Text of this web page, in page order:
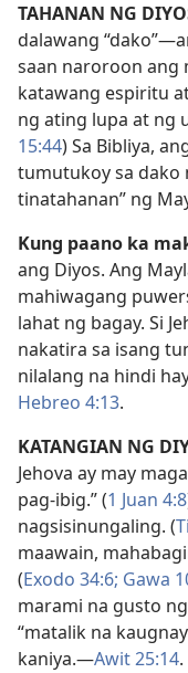
TAHANAN NG
dalawang
saan naroroon ang
katawang espiritu
ng ating lupa at ng
15:44) Sa Bibliya,
tumutukoy sa dako
tinatahanan” ng
Kung paano ka
ang Diyos. Ang
mahiwagang
lahat ng bagay. Si
nakatira sa isang
nilalang na hindi
Hebreo 4:13.
KATANGIAN NG
Jehova ay may
pag-ibig.” (1 Juan 4:8
nagsisinungaling. (
maawain,
(Exodo 34:6; Gawa
marami na gusto
“matalik na
kaniya.—Awit 25:14.